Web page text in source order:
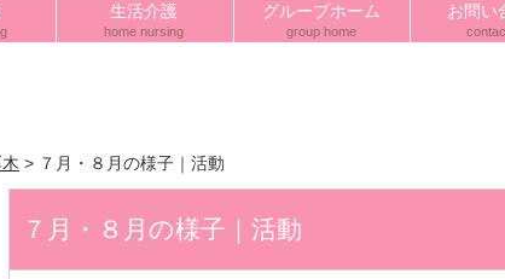
生活介護
home nursing
グループホーム
group home
お問い
> ７月・８月の様子｜活動
７月・８月の様子｜活動